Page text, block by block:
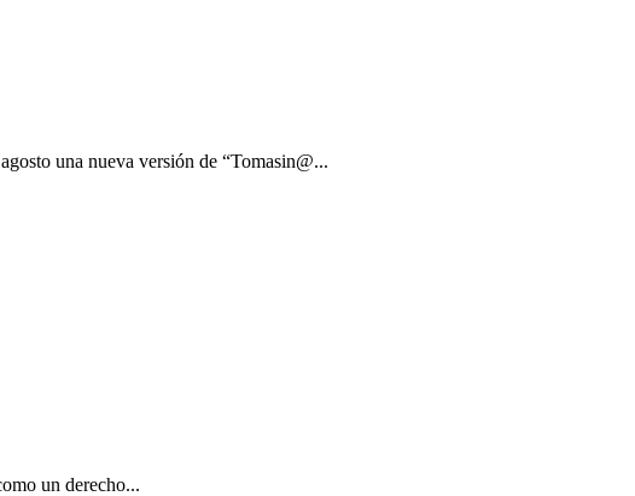
una nueva versión de “Tomasin@...
un derecho...